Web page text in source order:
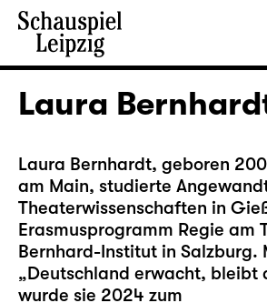
Laura
Laura Bernhardt, geboren
am Main, studierte
Theaterwissenschaften in
Erasmusprogramm Regie am
Bernhard-Institut in Salzburg.
„Deutschland erwacht, bleibt
wurde sie 2024 zum